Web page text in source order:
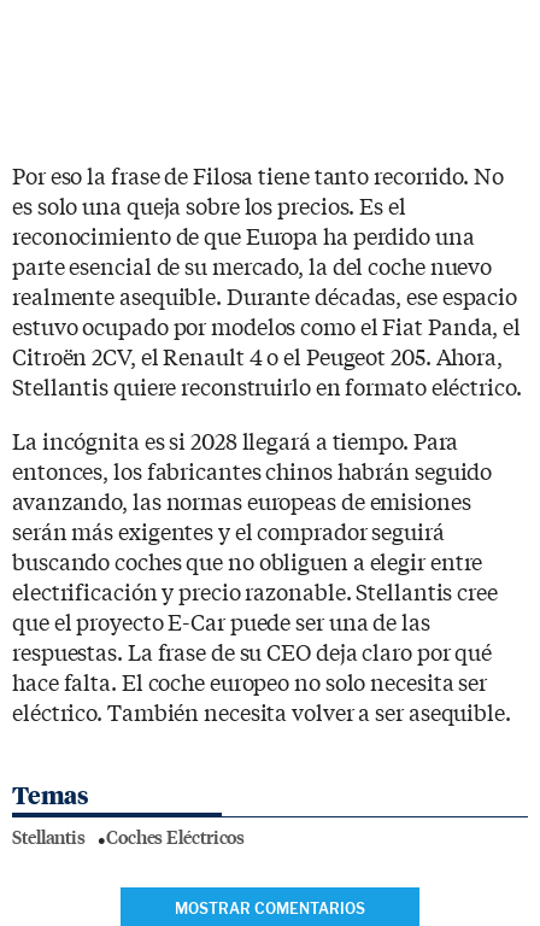
Por eso la frase de Filosa tiene tanto recorrido. No
es solo una queja sobre los precios. Es el
reconocimiento de que Europa ha perdido una
parte esencial de su mercado, la del coche nuevo
realmente asequible. Durante décadas, ese espacio
estuvo ocupado por modelos como el Fiat Panda, el
Citroën 2CV, el Renault 4 o el Peugeot 205. Ahora,
Stellantis quiere reconstruirlo en formato eléctrico.
La incógnita es si 2028 llegará a tiempo. Para
entonces, los fabricantes chinos habrán seguido
avanzando, las normas europeas de emisiones
serán más exigentes y el comprador seguirá
buscando coches que no obliguen a elegir entre
electrificación y precio razonable. Stellantis cree
que el proyecto E-Car puede ser una de las
respuestas. La frase de su CEO deja claro por qué
hace falta. El coche europeo no solo necesita ser
eléctrico. También necesita volver a ser asequible.
Temas
Stellantis Coches Eléctricos
MOSTRAR COMENTARIOS